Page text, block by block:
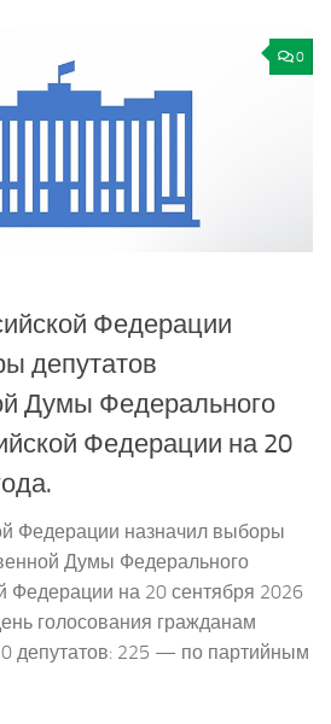
0
Федерации
депутатов
Думы Федерального
Федерации на 20
Федерации назначил выборы
Думы Федерального
Федерации на 20 сентября 2026
голосования гражданам
депутатов: 225 — по партийным